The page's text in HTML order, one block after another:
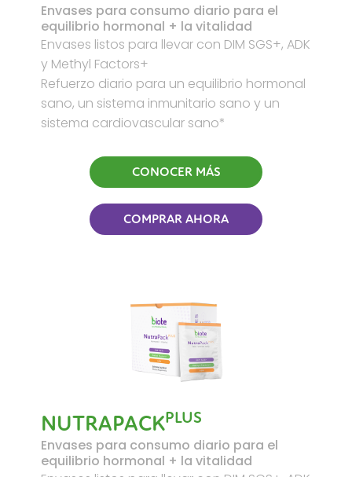
Envases para consumo diario para el
equilibrio hormonal + la vitalidad
Envases listos para llevar con DIM SGS+, ADK
y Methyl Factors+
Refuerzo diario para un equilibrio hormonal
sano, un sistema inmunitario sano y un
sistema cardiovascular sano*
CONOCER MÁS
COMPRAR AHORA
NUTRAPACKPLUS
Envases para consumo diario para el
equilibrio hormonal + la vitalidad